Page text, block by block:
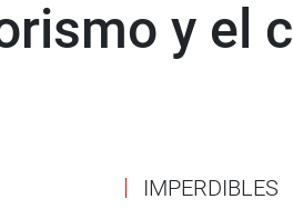
y el
IMPERDIBLES